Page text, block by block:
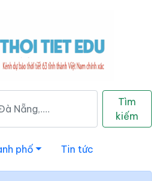
Tìm
kiếm
phố Tin tức